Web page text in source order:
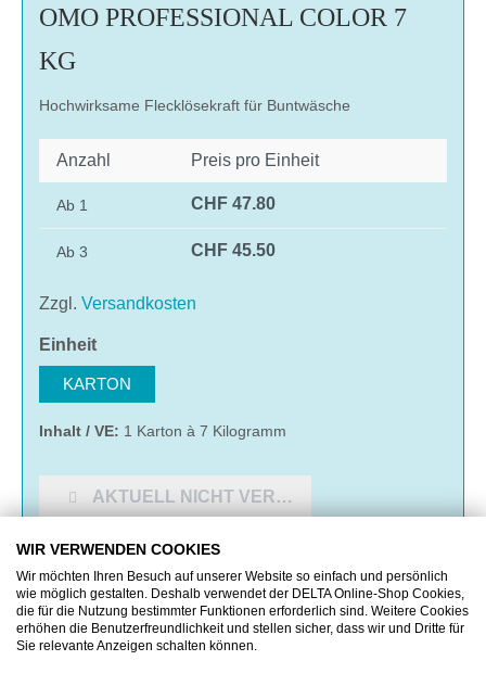
OMO PROFESSIONAL COLOR 7
KG
Hochwirksame Flecklösekraft für Buntwäsche
Anzahl Preis pro Einheit
Ab 1 CHF 47.80
Ab 3 CHF 45.50
Zzgl. Versandkosten
Einheitauswählen
KARTON
Inhalt / VE: 1 Karton à 7 Kilogramm
AKTUELL NICHT VERFÜGBAR
OFFERTE EINHOLEN
FRAGE ZUM ARTIKEL?
WIR VERWENDEN COOKIES
Wir möchten Ihren Besuch auf unserer Website so einfach und persönlich
wie möglich gestalten. Deshalb verwendet der DELTA Online-Shop Cookies,
die für die Nutzung bestimmter Funktionen erforderlich sind. Weitere Cookies
erhöhen die Benutzerfreundlichkeit und stellen sicher, dass wir und Dritte für
Sie relevante Anzeigen schalten können.